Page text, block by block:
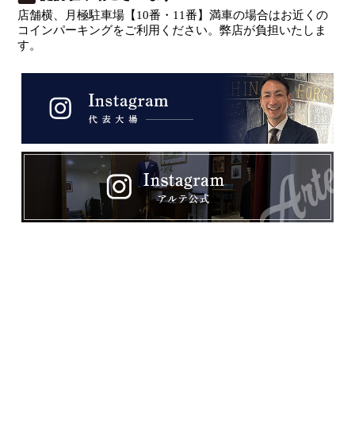
店舗横、月極駐車場【10番・11番】満車の場合はお近くの
コインパーキングをご利用ください。弊店が負担いたしま
す。